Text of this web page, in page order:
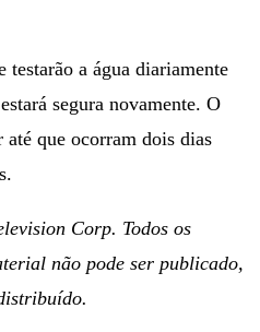
testarão a água diariamente
segura novamente. O
que ocorram dois dias
Corp. Todos os
não pode ser publicado,